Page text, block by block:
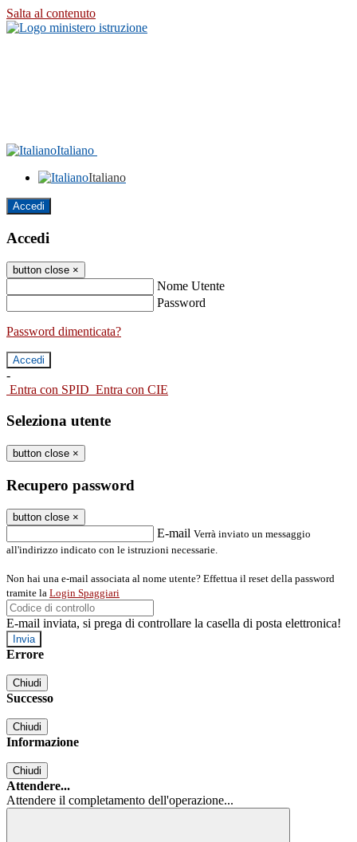
Salta al contenuto
Italiano
Italiano
Accedi
Accedi
button close ×
Nome Utente
Password
Password dimenticata?
-
Entra con SPID Entra con CIE
Seleziona utente
button close ×
Recupero password
button close ×
E-mail Verrà inviato un messaggio
all'indirizzo indicato con le istruzioni necessarie.
Non hai una e-mail associata al nome utente? Effettua il reset della password
tramite la Login Spaggiari
E-mail inviata, si prega di controllare la casella di posta elettronica!
Errore
Chiudi
Successo
Chiudi
Informazione
Chiudi
Attendere...
Attendere il completamento dell'operazione...